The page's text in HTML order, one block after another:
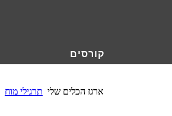
קורסים
ארגז הכלים שלי תרגילי מוח